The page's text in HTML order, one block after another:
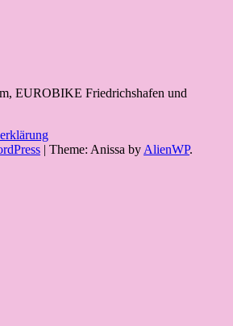
EUROBIKE Friedrichshafen und
| Theme: Anissa by AlienWP.